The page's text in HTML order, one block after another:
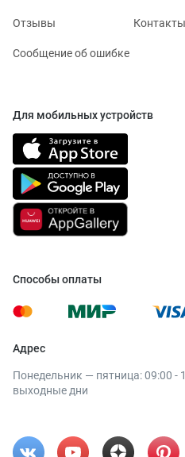
Отзывы Контакты
Сообщение об ошибке
Для мобильных устройств
Способы оплаты
Адрес
Понедельник — пятница: 09:00 -
выходные дни